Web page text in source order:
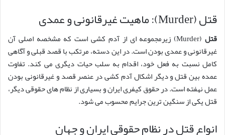
قتل (Murder): ماهیت غیرقانونی و عمدی
قتل
(Murder) زیرمجموعه ای از آدم کشی است که مشخصه اصلی آن
غیرقانونی و عمدی بودن است. در این دسته، مرتکب با قصد قبلی و آگاهی
کامل نسبت به فعل خود، اقدام به سلب حیات دیگری می کند. تفاوت
عمده بین قتل و دیگر اشکال آدم کشی در عنصر قصد و غیرقانونی بودن
عمل نهفته است. در حقوق کیفری ایران و بسیاری از نظام های حقوقی دیگر،
قتل یکی از سنگین ترین جرایم محسوب می شود.
انواع قتل در نظام حقوقی ایران و جهان